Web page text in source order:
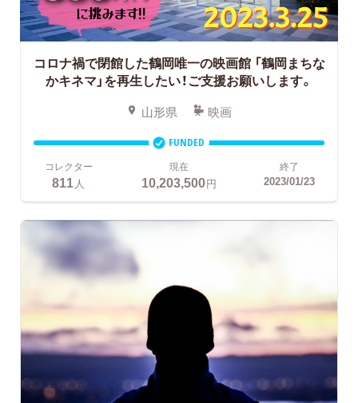
コロナ禍で閉館した鶴岡唯一の映画館「鶴岡まちな
かキネマ」を再生したい！ご支援お願いします。
山形県 映画
FUNDED
コレクター
811 人
現在
10,203,500円
終了
2023/01/23